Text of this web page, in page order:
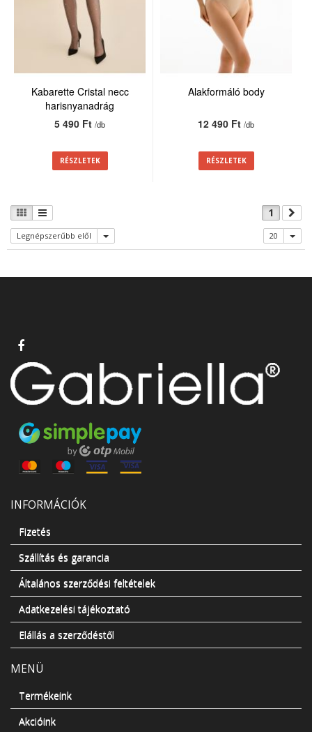
Kabarette Cristal necc
harisnyanadrág
5 490 Ft/db
RÉSZLETEK
Alakformáló body
12 490 Ft/db
RÉSZLETEK
1
Legnépszerűbb elől 20
INFORMÁCIÓK
Fizetés
Szállítás és garancia
Általános szerződési feltételek
Adatkezelési tájékoztató
Elállás a szerződéstől
MENÜ
Termékeink
Akcióink